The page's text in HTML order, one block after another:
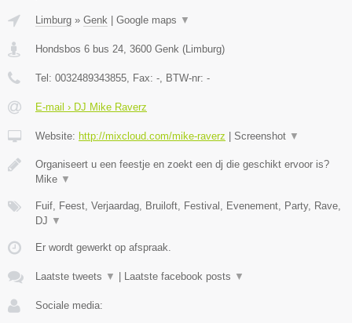
Limburg » Genk Google maps ▼
Hondsbos 6 bus 24, 3600 Genk (Limburg)
Tel: 0032489343855, Fax: -, BTW-nr: -
E-mail › DJ Mike Raverz
Website: http://mixcloud.com/mike-raverz Screenshot ▼
Organiseert u een feestje en zoekt een dj die geschikt ervoor is?
Mike ▼
Fuif, Feest, Verjaardag, Bruiloft, Festival, Evenement, Party, Rave,
DJ ▼
Er wordt gewerkt op afspraak.
Laatste tweets ▼ Laatste facebook posts ▼
Sociale media: